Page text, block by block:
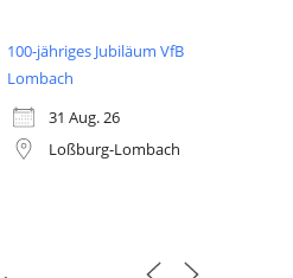
100-jähriges Jubiläum VfB
Lombach
31 Aug. 26
Loßburg-Lombach